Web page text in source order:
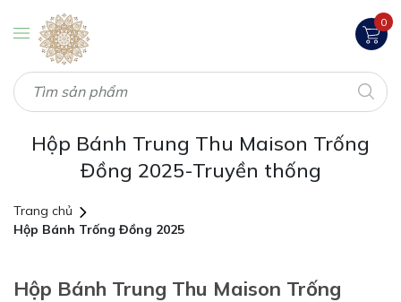
0
Hộp Bánh Trung Thu Maison Trống
Đồng 2025-Truyền thống
Trang chủ
Hộp Bánh Trống Đồng 2025
Hộp Bánh Trung Thu Maison Trống